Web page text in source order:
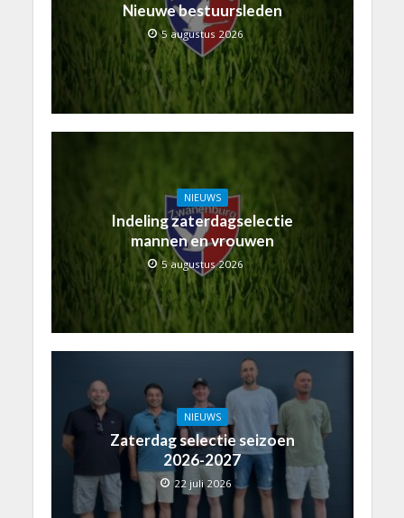
Nieuwe bestuursleden
5 augustus 2026
NIEUWS
Indeling zaterdagselectie
mannen en vrouwen
5 augustus 2026
NIEUWS
Zaterdag selectie seizoen
2026-2027
22 juli 2026